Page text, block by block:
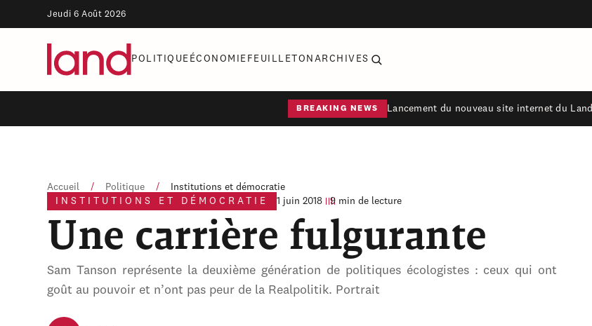
Jeudi 6 Août 2026
POLITIQUE ÉCONOMIE FEUILLETON ARCHIVES
BREAKING NEWS Lancement du nouveau site internet du Land
Accueil / Politique /
Institutions et démocratie
INSTITUTIONS ET DÉMOCRATIE
1 juin 2018 9 min de lecture
Une carrière fulgurante
Sam Tanson représente la deuxième génération de politiques écologistes : ceux qui ont
goût au pouvoir et n’ont pas peur de la Realpolitik. Portrait